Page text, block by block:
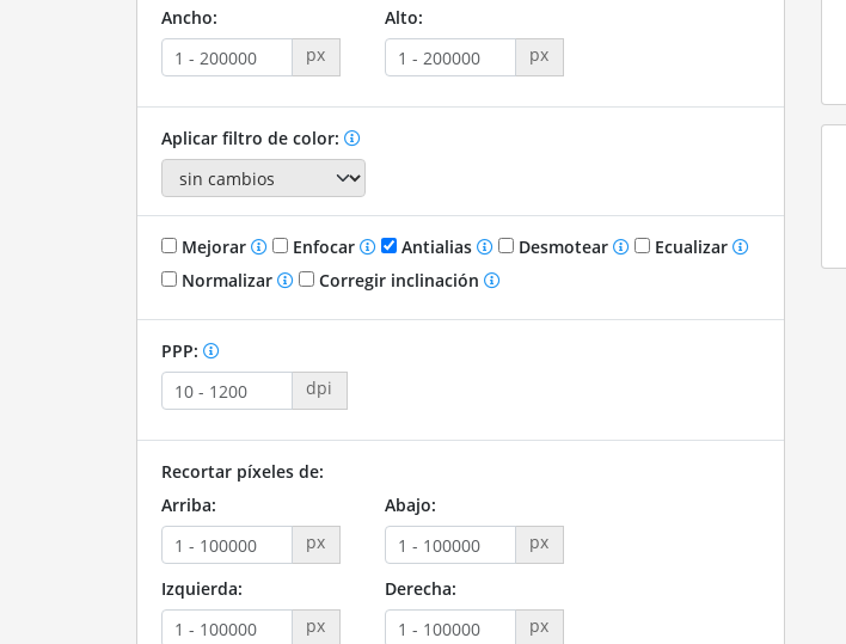
Ancho:
px
Alto:
px
Aplicar filtro de color:
Mejorar Enfocar Antialias Desmotear
Ecualizar
Normalizar
Corregir inclinación
PPP:
dpi
Recortar píxeles de:
Arriba:
px
Abajo:
px
Izquierda:
px
Derecha:
px